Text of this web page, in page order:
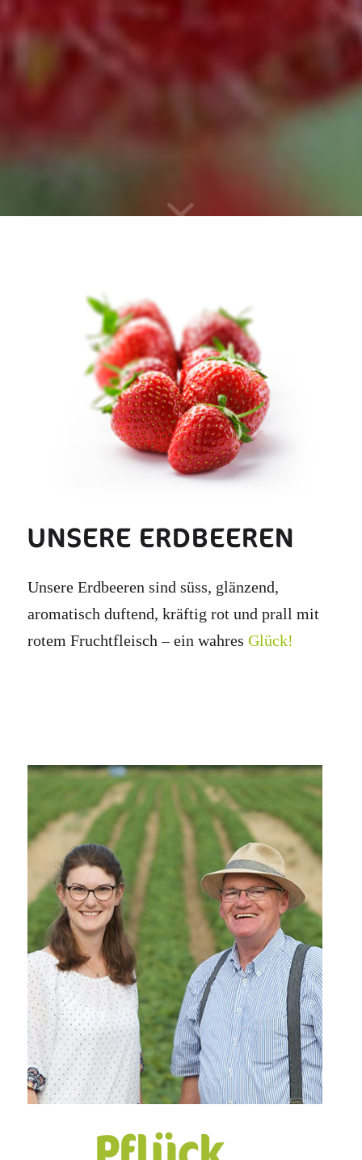
UNSERE ERDBEEREN
Unsere Erdbeeren sind süss, glänzend,
aromatisch duftend, kräftig rot und prall mit
rotem Fruchtfleisch – ein wahres Glück!